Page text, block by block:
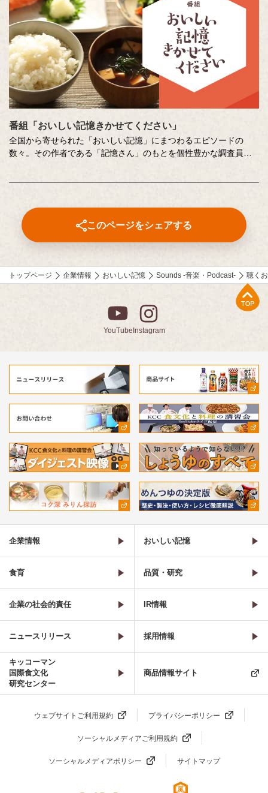
番組「おいしい記憶きかせてください」
全国から寄せられた「おいしい記憶」にまつわるエピソードの
数々。その作者である「記憶さん」のもとを個性豊かな調査員が
MC ：藤井隆 進行：吉竹史 ナレーター：小野大輔（声優）
このページをシェアする
トップページ 企業情報 おいしい記憶 Sounds -音楽・Podcast- 聴く
YouTubeInstagram
企業情報 おいしい記憶
食育 品質・研究
企業の社会的責任 IR情報
ニュースリリース 採用情報
キッコーマン
国際食文化
研究センター
商品情報サイト
ウェブサイトご利用規約 プライバシーポリシー
ソーシャルメディアご利用規約
ソーシャルメディアポリシー サイトマップ